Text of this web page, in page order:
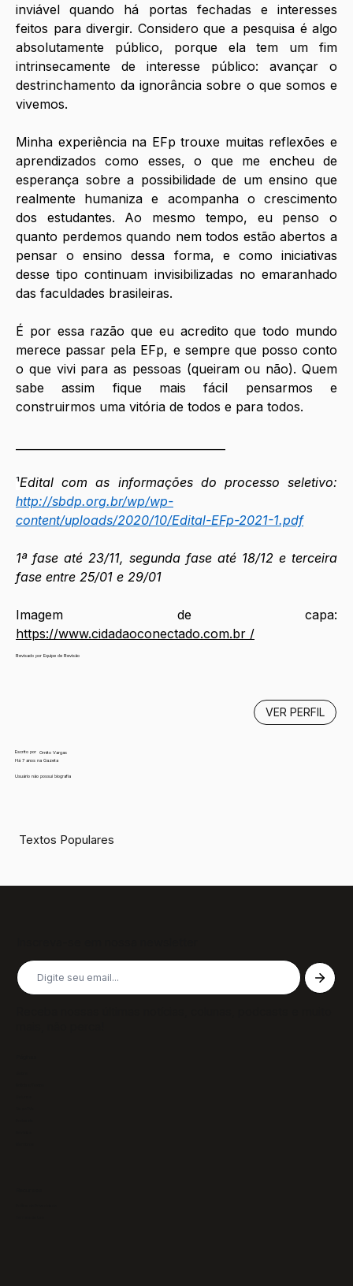
inviável quando há portas fechadas e interesses
feitos para divergir. Considero que a pesquisa é algo
absolutamente público, porque ela tem um fim
intrinsecamente de interesse público: avançar o
destrinchamento da ignorância sobre o que somos e
vivemos.
Minha experiência na EFp trouxe muitas reflexões e
aprendizados como esses, o que me encheu de
esperança sobre a possibilidade de um ensino que
realmente humaniza e acompanha o crescimento
dos estudantes. Ao mesmo tempo, eu penso o
quanto perdemos quando nem todos estão abertos a
pensar o ensino dessa forma, e como iniciativas
desse tipo continuam invisibilizadas no emaranhado
das faculdades brasileiras.
É por essa razão que eu acredito que todo mundo
merece passar pela EFp, e sempre que posso conto
o que vivi para as pessoas (queiram ou não). Quem
sabe assim fique mais fácil pensarmos e
construirmos uma vitória de todos e para todos.
¹
http://sbdp.org.br/wp/wp-
content/uploads/2020/10/Edital-EFp-2021-1.pdf
1ª fase até 23/11, segunda fase até 18/12 e terceira
fase entre 25/01 e 29/01
https://www.cidadaoconectado.com.br /
Revisado por Equipe de Revisão
Escrito por
Ornito Vargas
Há 7 anos na Gazeta
Usuário não possui biografia
VER PERFIL
Textos Populares